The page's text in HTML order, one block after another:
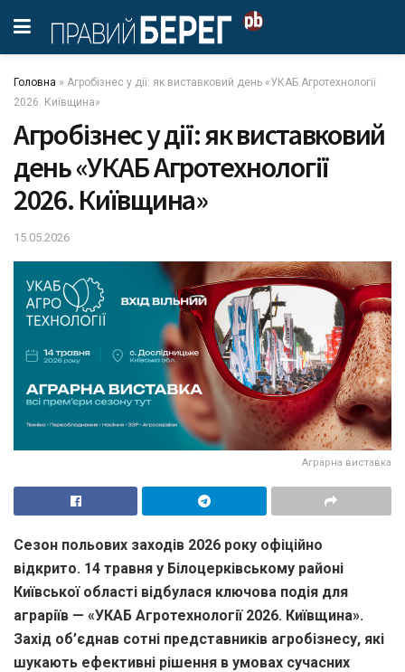
Головна » Агробізнес у дії: як виставковий день «УКАБ Агротехнології
2026. Київщина»
Агробізнес у дії: як виставковий
день «УКАБ Агротехнології
2026. Київщина»
15.05.2026
Аграрна виставка
Сезон польових заходів 2026 року офіційно
відкрито. 14 травня у Білоцерківському районі
Київської області відбулася ключова подія для
аграріїв — «УКАБ Агротехнології 2026. Київщина».
Захід об’єднав сотні представників агробізнесу, які
шукають ефективні рішення в умовах сучасних